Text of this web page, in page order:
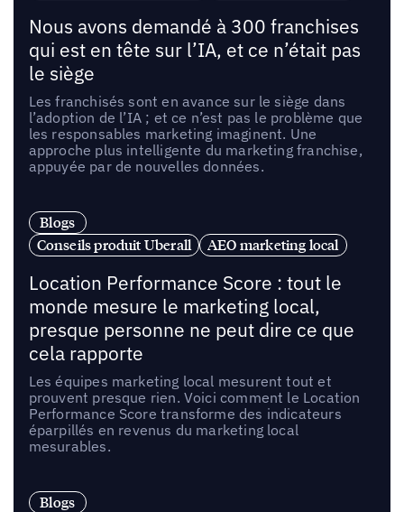
Nous avons demandé à 300 franchises
qui est en tête sur l’IA, et ce n’était pas
le siège
Les franchisés sont en avance sur le siège dans
l’adoption de l’IA ; et ce n’est pas le problème que
les responsables marketing imaginent. Une
approche plus intelligente du marketing franchise,
appuyée par de nouvelles données.
Blogs
Conseils produit Uberall
AEO marketing local
Location Performance Score : tout le
monde mesure le marketing local,
presque personne ne peut dire ce que
cela rapporte
Les équipes marketing local mesurent tout et
prouvent presque rien. Voici comment le Location
Performance Score transforme des indicateurs
éparpillés en revenus du marketing local
mesurables.
Blogs